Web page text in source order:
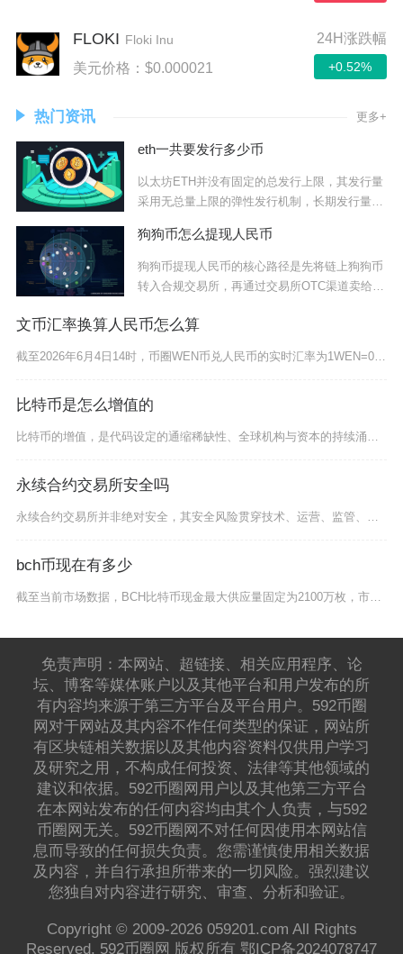
FLOKI Floki Inu
美元价格：$0.000021
24H涨跌幅
+0.52%
热门资讯 更多+
eth一共要发行多少币
以太坊ETH并没有固定的总发行上限，其发行量
采用无总量上限的弹性发行机制，长期发行量由
狗狗币怎么提现人民币
狗狗币提现人民币的核心路径是先将链上狗狗币
转入合规交易所，再通过交易所OTC渠道卖给商
文币汇率换算人民币怎么算
截至2026年6月4日14时，币圈WEN币兑人民币的实时汇率为1WEN=0.0000357
比特币是怎么增值的
比特币的增值，是代码设定的通缩稀缺性、全球机构与资本的持续涌入、宏观经济避险需求、技术安全
永续合约交易所安全吗
永续合约交易所并非绝对安全，其安全风险贯穿技术、运营、监管、资金等多个维度，即便头部平台也
bch币现在有多少
截至当前市场数据，BCH比特币现金最大供应量固定为2100万枚，市场流通数量约2006.4
免责声明：本网站、超链接、相关应用程序、论
坛、博客等媒体账户以及其他平台和用户发布的所
有内容均来源于第三方平台及平台用户。592币圈
网对于网站及其内容不作任何类型的保证，网站所
有区块链相关数据以及其他内容资料仅供用户学习
及研究之用，不构成任何投资、法律等其他领域的
建议和依据。592币圈网用户以及其他第三方平台
在本网站发布的任何内容均由其个人负责，与592
币圈网无关。592币圈网不对任何因使用本网站信
息而导致的任何损失负责。您需谨慎使用相关数据
及内容，并自行承担所带来的一切风险。强烈建议
您独自对内容进行研究、审查、分析和验证。
Copyright © 2009-2026 059201.com All Rights
Reserved. 592币圈网 版权所有 鄂ICP备2024078747